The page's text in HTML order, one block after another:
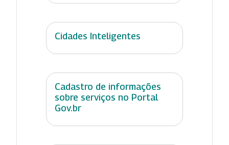
Cidades Inteligentes
Cadastro de informações
sobre serviços no Portal
Gov.br